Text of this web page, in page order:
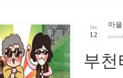
Dec
12
마
부